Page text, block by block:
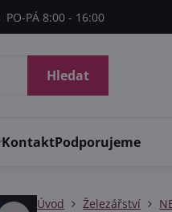
PO-PÁ 8:00 - 16:00
Hledat
KontaktPodporujeme
Úvod Železářství